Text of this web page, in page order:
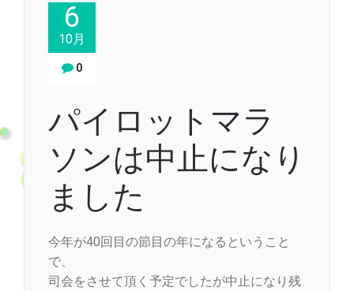
6
10月
0
パイロットマラ
ソンは中止になり
ました
今年が40回目の節目の年になるということ
で、
司会をさせて頂く予定でしたが中止になり残